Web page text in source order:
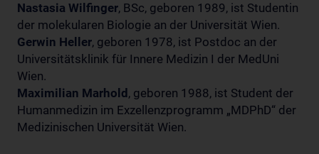
Nastasia Wilfinger, BSc, geboren 1989, ist Studentin
der molekularen Biologie an der Universität Wien.
Gerwin Heller, geboren 1978, ist Postdoc an der
Universitätsklinik für Innere Medizin I der MedUni
Wien.
Maximilian Marhold , geboren 1988, ist Student der
Humanmedizin im Exzellenzprogramm „MDPhD“ der
Medizinischen Universität Wien.